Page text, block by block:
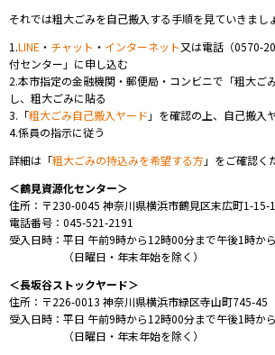
それでは粗大ごみを自己搬入する手順を見ていきましょ
1.LINE ・ チャット ・ インターネット又は電話（0570-
付センター」に申し込む
2.本市指定の金融機関・郵便局・ コンビニで「粗大ご
し、粗大ごみに貼る
3. 「粗大ごみ自己搬入ヤード 」 を確認の上、自己搬入
4.係員の指示に従う
詳細は「粗大ごみの持込みを希望する方」をご確認く
＜鶴見資源化センター＞
住所： 〒230-0045 神奈川県横浜市鶴見区末広町1-15-1
電話番号：045-521-2191
受入日時：平日 午前9時から12時00分まで午後1時か
（日曜日・年末年始を除く）
＜長坂谷ストックヤード＞
住所：〒226-0013 神奈川県横浜市緑区寺山町745-45
受入日時：平日 午前9時から12時00分まで午後1時か
（日曜日・年末年始を除く）